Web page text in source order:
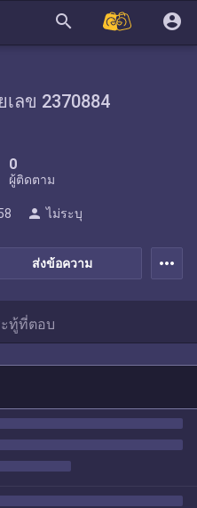
search account_circle
ลข 2370884
0
ผู้ติดตาม
ส่งข้อความ
person ไม่ระบุ
more_horiz
ทู้ที่ตอบ